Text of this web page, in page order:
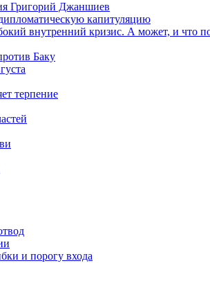
Григорий Джаншиев
капитуляцию
внутренний кризис. А может, и что
Баку
терпение
и порогу входа